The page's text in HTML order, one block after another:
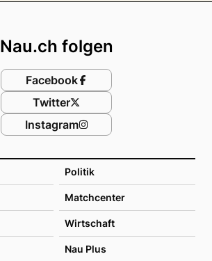
Politik
Matchcenter
Wirtschaft
Nau Plus
Nau.ch folgen
Facebook
Twitter
Instagram